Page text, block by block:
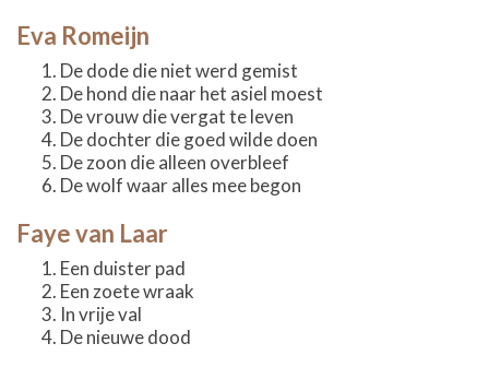
Eva Romeijn
De dode die niet werd gemist
De hond die naar het asiel moest
De vrouw die vergat te leven
De dochter die goed wilde doen
De zoon die alleen overbleef
De wolf waar alles mee begon
Faye van Laar
Een duister pad
Een zoete wraak
In vrije val
De nieuwe dood